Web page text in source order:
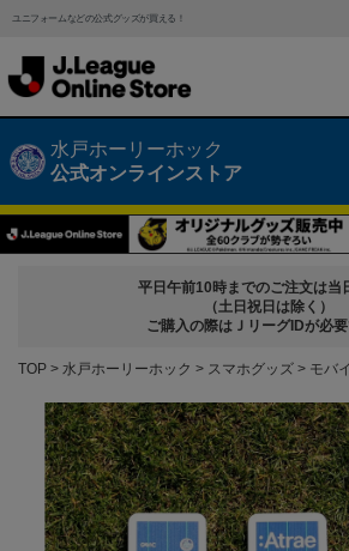
ユニフォームなどの公式グッズが買える！
水戸ホーリーホック
公式オンラインストア
平日午前10時までのご注文は当
（土日祝日は除く）
ご購入の際はＪリーグIDが必要
TOP 水戸ホーリーホック スマホグッズ モバ